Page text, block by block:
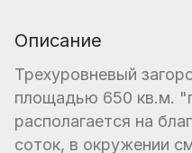
Описание
Трехуровневый
площадью 650 кв.м.
располагается на
соток, в окружении